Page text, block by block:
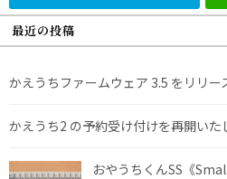
最近の投稿
かえうちファームウェア 3.5 をリリー
かえうち2 の予約受け付けを再開いた
おやうちくんSS《